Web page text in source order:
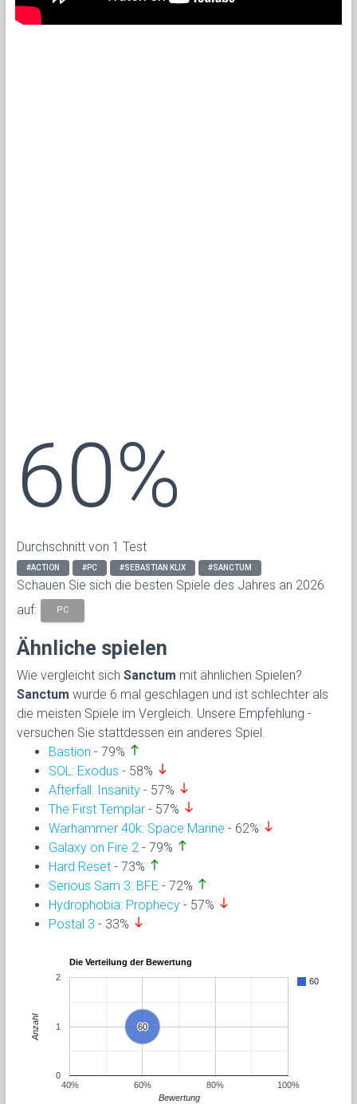
60%
Durchschnitt von 1 Test
#ACTION #PC #SEBASTIAN KLIX #SANCTUM
Schauen Sie sich die besten Spiele des Jahres an 2026
auf:
PC
Ähnliche spielen
Wie vergleicht sich Sanctum mit ähnlichen Spielen?
Sanctum wurde 6 mal geschlagen und ist schlechter als
die meisten Spiele im Vergleich. Unsere Empfehlung -
versuchen Sie stattdessen ein anderes Spiel.
Bastion - 79% north
SOL: Exodus - 58% south
Afterfall: Insanity - 57% south
The First Templar - 57% south
Warhammer 40k: Space Marine - 62% south
Galaxy on Fire 2 - 79% north
Hard Reset - 73% north
Serious Sam 3: BFE - 72% north
Hydrophobia: Prophecy - 57% south
Postal 3 - 33% south
Die Verteilung der Bewertung
60
60
60
40% 60% 80% 100%
0
1
2
Bewertung
Anzahl